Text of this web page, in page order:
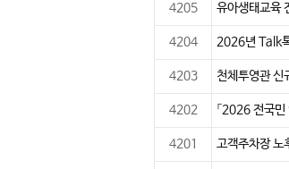
4205 유아생태교육
4204 2026년 Talk
4203 천체투영관 신
4202 「2026 전국
4201 고객주차장 노